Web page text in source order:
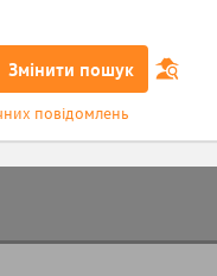
Змінити пошук
повідомлень